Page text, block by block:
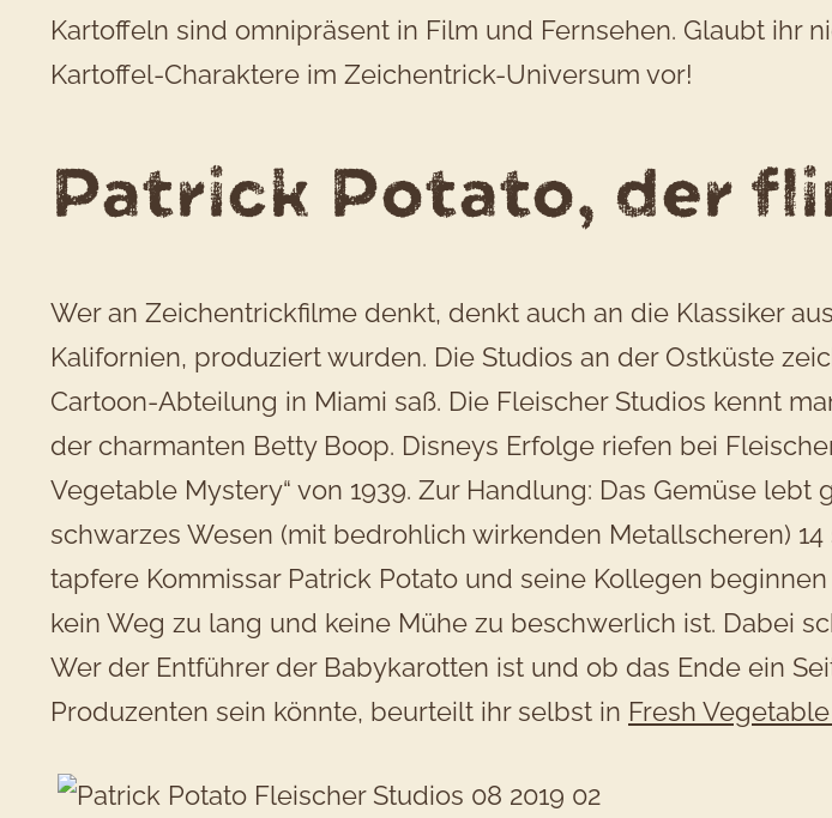
Kartoffeln sind omnipräsent in Film und Fernsehen. Glaubt ihr
Kartoffel-Charaktere im Zeichentrick-Universum vor!
Patrick Potato, der
Wer an Zeichentrickfilme denkt, denkt auch an die Klassiker
Kalifornien, produziert wurden. Die Studios an der Ostküste
Cartoon-Abteilung in Miami saß. Die Fleischer Studios kennt
der charmanten Betty Boop. Disneys Erfolge riefen bei
Vegetable Mystery“ von 1939. Zur Handlung: Das Gemüse
schwarzes Wesen (mit bedrohlich wirkenden Metallscheren)
tapfere Kommissar Patrick Potato und seine Kollegen
kein Weg zu lang und keine Mühe zu beschwerlich ist. Dabei
Wer der Entführer der Babykarotten ist und ob das Ende ein
Produzenten sein könnte, beurteilt ihr selbst in Fresh